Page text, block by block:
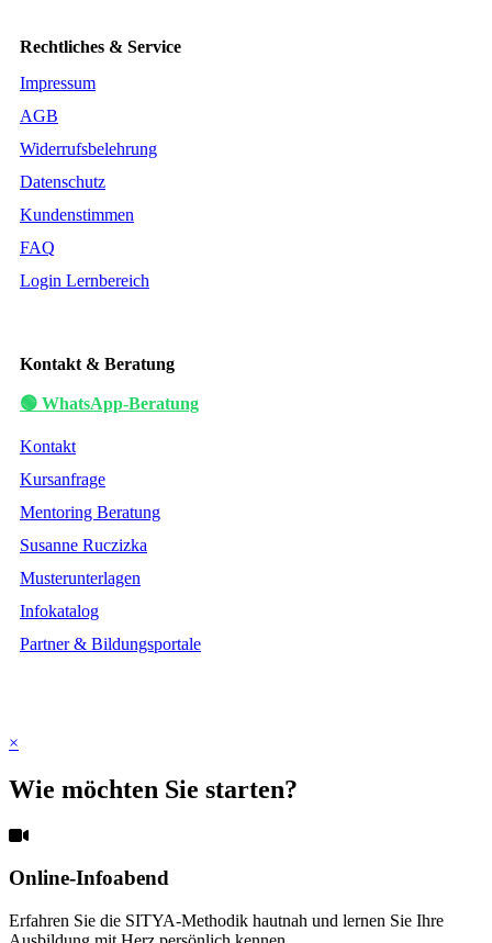
Rechtliches & Service
Impressum
AGB
Widerrufsbelehrung
Datenschutz
Kundenstimmen
FAQ
Login Lernbereich
Kontakt & Beratung
🟢 WhatsApp-Beratung
Kontakt
Kursanfrage
Mentoring Beratung
Susanne Ruczizka
Musterunterlagen
Infokatalog
Partner & Bildungsportale
×
Wie möchten Sie starten?
Online-Infoabend
Erfahren Sie die SITYA-Methodik hautnah und lernen Sie Ihre